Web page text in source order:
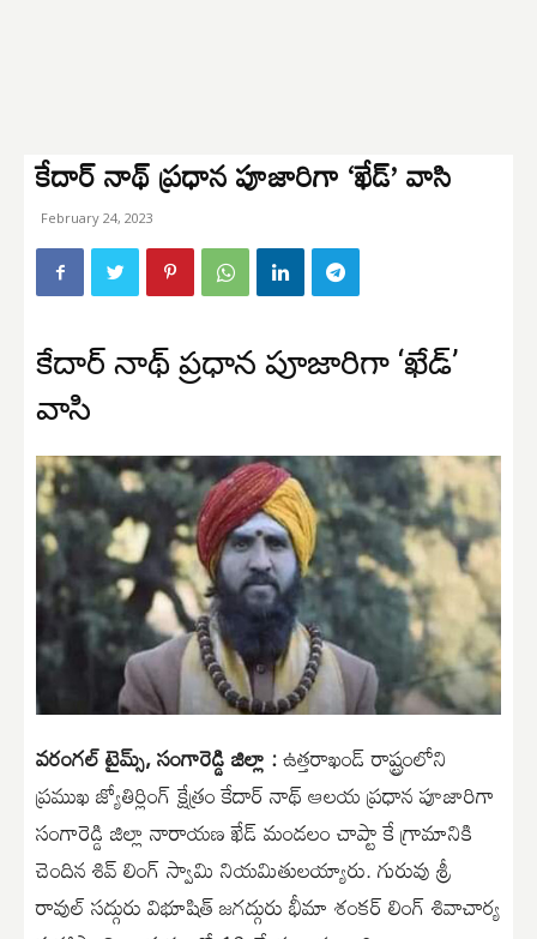
కేదార్ నాథ్ ప్రధాన పూజారిగా ‘ఖేడ్’ వాసి
February 24, 2023
కేదార్ నాథ్ ప్రధాన పూజారిగా ‘ఖేడ్’
వాసి
వరంగల్ టైమ్స్, సంగారెడ్డి జిల్లా :ఉత్తరాఖండ్ రాష్ట్రంలోని
ప్రముఖ జ్యోతిర్లింగ్ క్షేత్రం కేదార్ నాథ్ ఆలయ ప్రధాన పూజారిగా
సంగారెడ్డి జిల్లా నారాయణ ఖేడ్ మండలం చాప్టా కే గ్రామానికి
చెందిన శివ్ లింగ్ స్వామి నియమితులయ్యారు. గురువు శ్రీ
రావుల్ సద్గురు విభూషిత్ జగద్గురు భీమా శంకర్ లింగ్ శివాచార్య